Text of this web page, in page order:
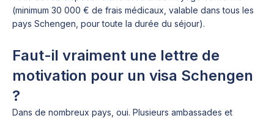
(minimum 30 000 € de frais médicaux, valable dans tous les
pays Schengen, pour toute la durée du séjour).
Faut-il vraiment une lettre de
motivation pour un visa Schengen
?
Dans de nombreux pays, oui. Plusieurs ambassades et